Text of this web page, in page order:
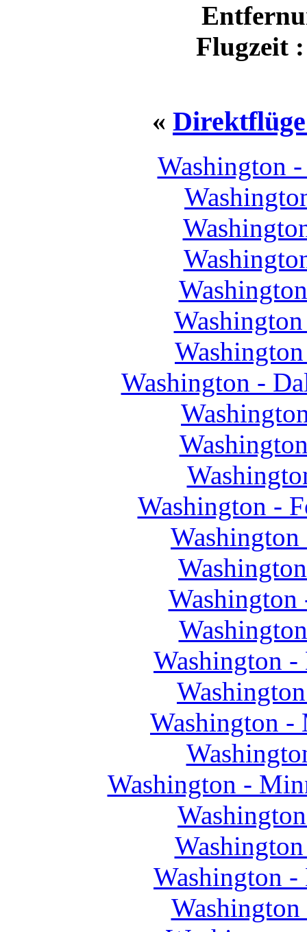
Flugzeit
«
Washington
Washington -
Washington -
Washington
Washington
Washington
Washington -
Washington